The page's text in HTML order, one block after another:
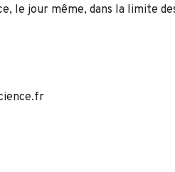
le jour même, dans la limite